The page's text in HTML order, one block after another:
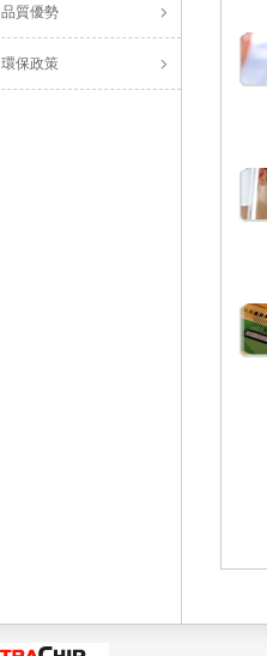
品質優勢
環保政策